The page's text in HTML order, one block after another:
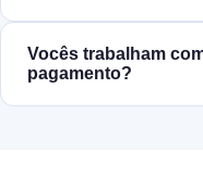
Vocês trabalham
pagamento?